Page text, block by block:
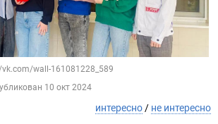
wall-161081228_589
10 окт 2024
интересно / не интересно